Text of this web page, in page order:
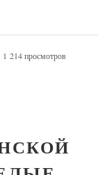
1 214 просмотров